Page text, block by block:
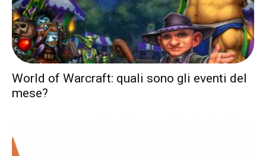
World of Warcraft: quali sono gli eventi del
mese?